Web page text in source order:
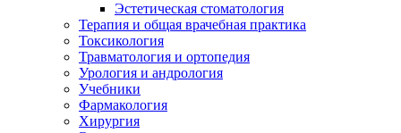
Эстетическая стоматология
Терапия и общая врачебная практика
Токсикология
Травматология и ортопедия
Урология и андрология
Учебники
Фармакология
Хирургия